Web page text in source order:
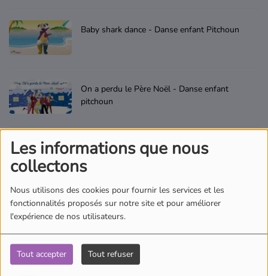
Les informations que nous
collectons
Nous utilisons des cookies pour fournir les services et les
fonctionnalités proposés sur notre site et pour améliorer
l'expérience de nos utilisateurs.
Tout accepter Tout refuser
Radio
Grille des programmes Radio
Où écouter Radio Pitchoun ?
Pitchoun Rédac
Contact
Baby shark dance - Danse enfant Pitchoun
On a perdu le Père Noël - Danse enfant
pitchoun
Ce que je préfère - Danse enfant Pitchoun
Au Royaume des Pitchouns - Danse enfant
pitchoun
Mon Pitchoun - Danse enfant pitchoun